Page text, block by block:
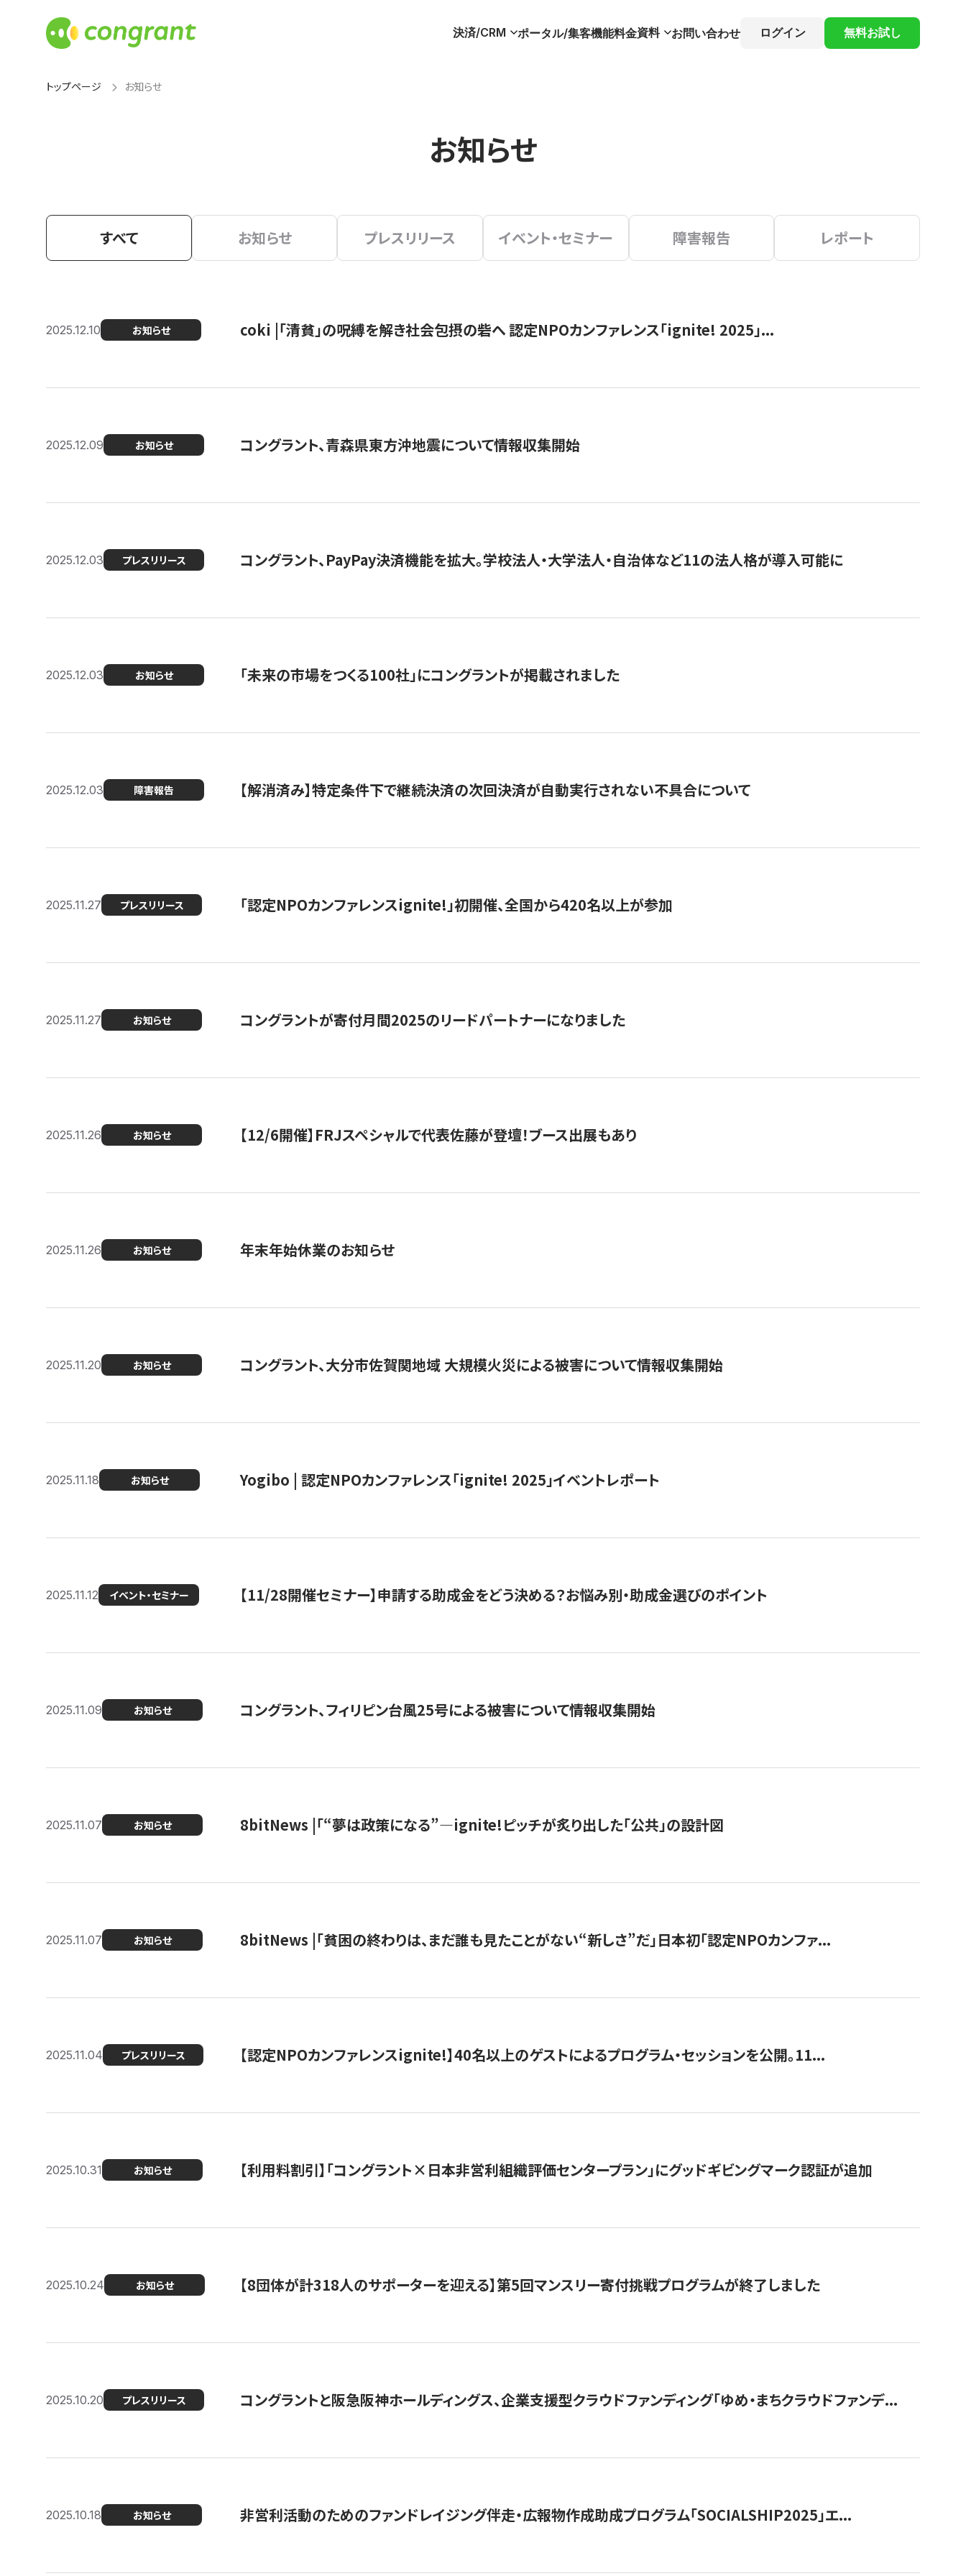
決済/CRM ポータル/集客機能料金資料 お問い合わせ ログイン 無料お試し
トップページ お知らせ
お知らせ
すべて お知らせ プレスリリース イベント・セミナー 障害報告 レポート
2025.12.10 お知らせ coki |「清貧」の呪縛を解き社会包摂の砦へ 認定NPOカンファレンス「ignite! 2025」...
2025.12.09 お知らせ コングラント、青森県東方沖地震について情報収集開始
2025.12.03 プレスリリース コングラント、PayPay決済機能を拡大。学校法人・大学法人・自治体など11の法人格が導入可能に
2025.12.03 お知らせ 「未来の市場をつくる100社」にコングラントが掲載されました
2025.12.03 障害報告 【解消済み】特定条件下で継続決済の次回決済が自動実行されない不具合について
2025.11.27 プレスリリース 「認定NPOカンファレンスignite!」初開催、全国から420名以上が参加
2025.11.27 お知らせ コングラントが寄付月間2025のリードパートナーになりました
2025.11.26 お知らせ 【12/6開催】FRJスペシャルで代表佐藤が登壇！ブース出展もあり
2025.11.26 お知らせ 年末年始休業のお知らせ
2025.11.20 お知らせ コングラント、大分市佐賀関地域 大規模火災による被害について情報収集開始
2025.11.18 お知らせ Yogibo | 認定NPOカンファレンス「ignite! 2025」イベントレポート
2025.11.12 イベント・セミナー 【11/28開催セミナー】申請する助成金をどう決める？お悩み別・助成金選びのポイント
2025.11.09 お知らせ コングラント、フィリピン台風25号による被害について情報収集開始
2025.11.07 お知らせ 8bitNews |「“夢は政策になる”—ignite!ピッチが炙り出した「公共」の設計図
2025.11.07 お知らせ 8bitNews |「貧困の終わりは、まだ誰も見たことがない“新しさ”だ」日本初「認定NPOカンファ...
2025.11.04 プレスリリース 【認定NPOカンファレンスignite!】40名以上のゲストによるプログラム・セッションを公開。11...
2025.10.31 お知らせ 【利用料割引】「コングラント×日本非営利組織評価センタープラン」にグッドギビングマーク認証が追加
2025.10.24 お知らせ 【8団体が計318人のサポーターを迎える】​​第5回マンスリー寄付挑戦プログラムが終了しました
2025.10.20 プレスリリース コングラントと阪急阪神ホールディングス、企業支援型クラウドファンディング「ゆめ・まちクラウドファンデ...
2025.10.18 お知らせ 非営利活動のためのファンドレイジング伴走・広報物作成助成プログラム「SOCIALSHIP2025」エ...